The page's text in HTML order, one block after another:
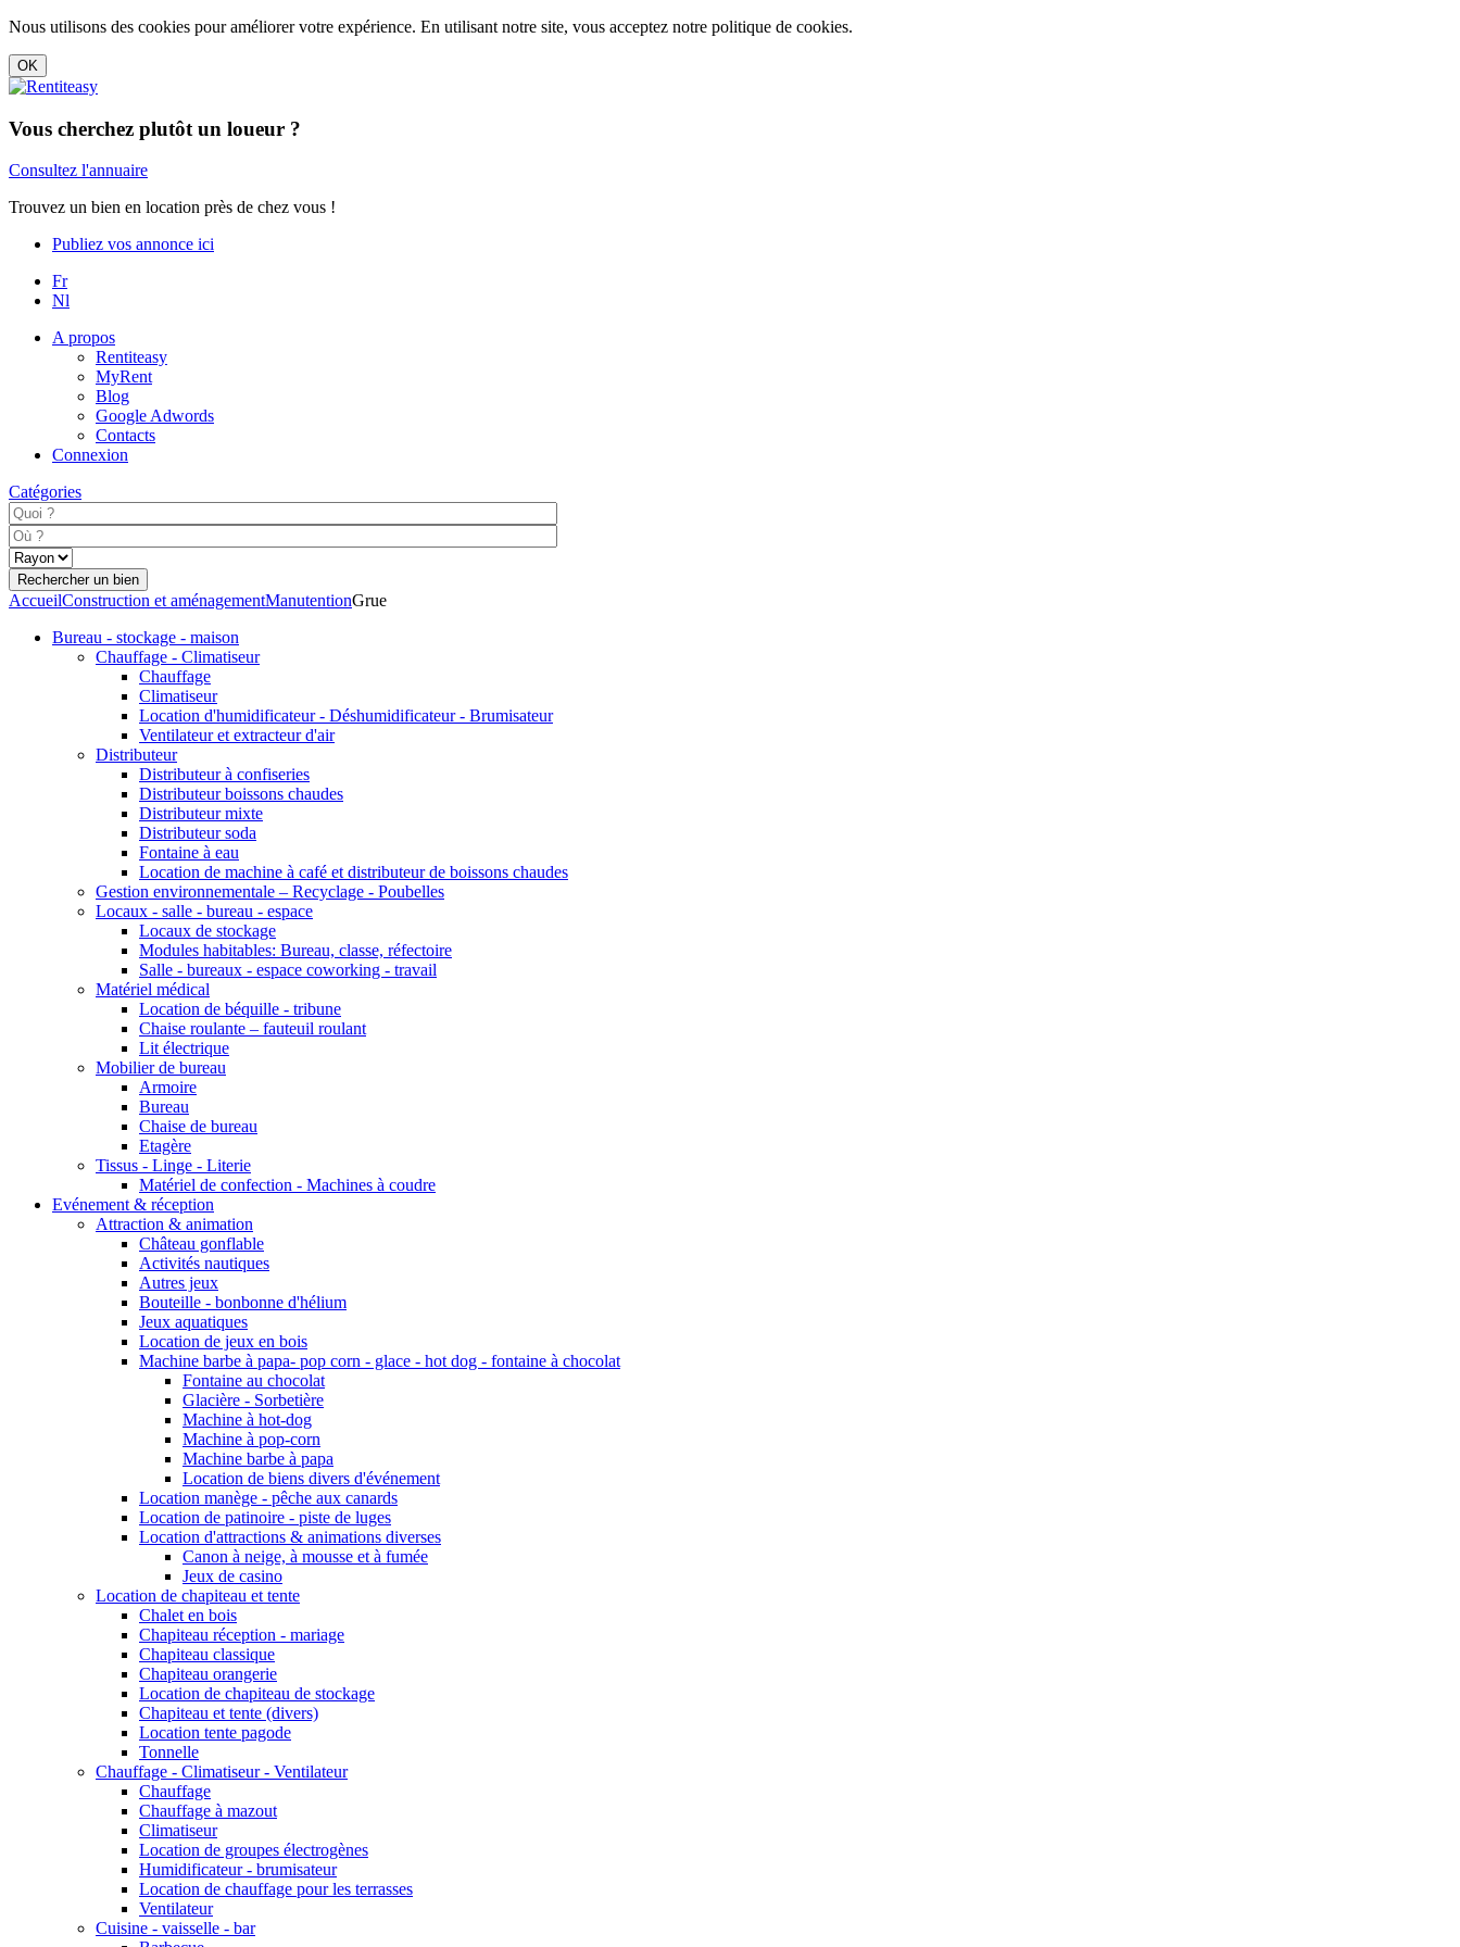
Nous utilisons des cookies pour améliorer votre expérience. En utilisant notre site, vous acceptez notre politique de cookies.
Vous cherchez plutôt un loueur ?
Consultez l'annuaire
Trouvez un bien en location près de chez vous !
Publiez vos annonce ici
Fr
Nl
A propos
Rentiteasy
MyRent
Blog
Google Adwords
Contacts
Connexion
Catégories
AccueilConstruction et aménagementManutentionGrue
Bureau - stockage - maison
Chauffage - Climatiseur
Chauffage
Climatiseur
Location d'humidificateur - Déshumidificateur - Brumisateur
Ventilateur et extracteur d'air
Distributeur
Distributeur à confiseries
Distributeur boissons chaudes
Distributeur mixte
Distributeur soda
Fontaine à eau
Location de machine à café et distributeur de boissons chaudes
Gestion environnementale – Recyclage - Poubelles
Locaux - salle - bureau - espace
Locaux de stockage
Modules habitables: Bureau, classe, réfectoire
Salle - bureaux - espace coworking - travail
Matériel médical
Location de béquille - tribune
Chaise roulante – fauteuil roulant
Lit électrique
Mobilier de bureau
Armoire
Bureau
Chaise de bureau
Etagère
Tissus - Linge - Literie
Matériel de confection - Machines à coudre
Evénement & réception
Attraction & animation
Château gonflable
Activités nautiques
Autres jeux
Bouteille - bonbonne d'hélium
Jeux aquatiques
Location de jeux en bois
Machine barbe à papa- pop corn - glace - hot dog - fontaine à chocolat
Fontaine au chocolat
Glacière - Sorbetière
Machine à hot-dog
Machine à pop-corn
Machine barbe à papa
Location de biens divers d'événement
Location manège - pêche aux canards
Location de patinoire - piste de luges
Location d'attractions & animations diverses
Canon à neige, à mousse et à fumée
Jeux de casino
Location de chapiteau et tente
Chalet en bois
Chapiteau réception - mariage
Chapiteau classique
Chapiteau orangerie
Location de chapiteau de stockage
Chapiteau et tente (divers)
Location tente pagode
Tonnelle
Chauffage - Climatiseur - Ventilateur
Chauffage
Chauffage à mazout
Climatiseur
Location de groupes électrogènes
Humidificateur - brumisateur
Location de chauffage pour les terrasses
Ventilateur
Cuisine - vaisselle - bar